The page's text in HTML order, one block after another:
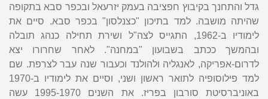
גדל והתחנך בקיבוץ חפציבה בעמק יזרעאל ובכפר סבא בתקופה
שהיתה מושבה. למד בתיכון "כצנלסון" בכפר סבא. סיים את
לימודיו ב-1962, התגייס לצה"ל ושירת תחילה כנהג תובלה
ובהמשך ככתב בשבועון "במחנה". לאחר שחרורו יצא
לדרום-אפריקה, לאנגליה ולהולנד וכעבור שנה עבר לצרפת. שם
למד פילוסופיה לתואר ראשון ושני, וסיים את לימודיו ב-1970
באוניברסיטת סורבון בפריז. את השנים 1995-1970 עשה